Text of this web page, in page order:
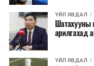
ҮЙЛ ЯВДАЛ
Шатахууны
арилгахад
ҮЙЛ ЯВДАЛ